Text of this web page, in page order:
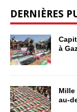
DERNIÈRES
à
au-